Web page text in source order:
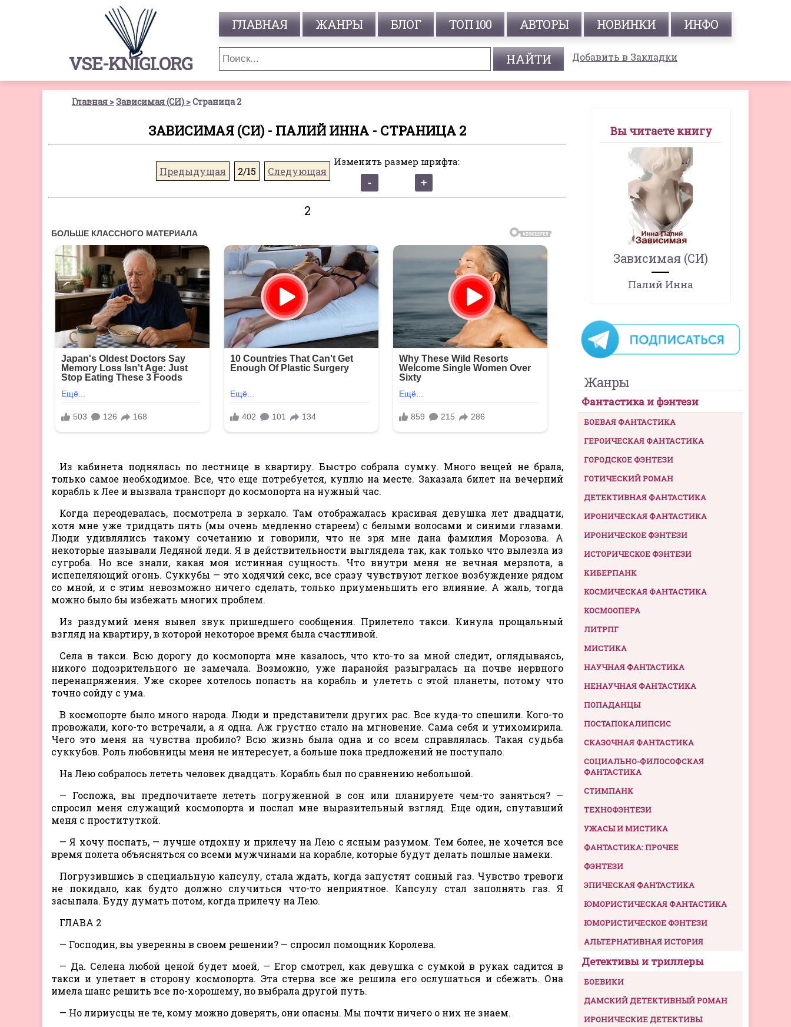
VSE-KNIGI.ORG
ГЛАВНАЯ ЖАНРЫ БЛОГ ТОП 100 АВТОРЫ НОВИНКИ ИНФО
Добавить в Закладки
Главная Зависимая (СИ) Страница 2
ЗАВИСИМАЯ (СИ) - ПАЛИЙ ИННА - СТРАНИЦА 2
Предыдущая 2/15 Следующая
Изменить размер шрифта:
2
Из кабинета поднялась по лестнице в квартиру. Быстро собрала сумку. Много вещей не брала,
только самое необходимое. Все, что еще потребуется, куплю на месте. Заказала билет на вечерний
корабль к Лее и вызвала транспорт до космопорта на нужный час.
Когда переодевалась, посмотрела в зеркало. Там отображалась красивая девушка лет двадцати,
хотя мне уже тридцать пять (мы очень медленно стареем) с белыми волосами и синими глазами.
Люди удивлялись такому сочетанию и говорили, что не зря мне дана фамилия Морозова. А
некоторые называли Ледяной леди. Я в действительности выглядела так, как только что вылезла из
сугроба. Но все знали, какая моя истинная сущность. Что внутри меня не вечная мерзлота, а
испепеляющий огонь. Суккубы — это ходячий секс, все сразу чувствуют легкое возбуждение рядом
со мной, и с этим невозможно ничего сделать, только приуменьшить его влияние. А жаль, тогда
можно было бы избежать многих проблем.
Из раздумий меня вывел звук пришедшего сообщения. Прилетело такси. Кинула прощальный
взгляд на квартиру, в которой некоторое время была счастливой.
Села в такси. Всю дорогу до космопорта мне казалось, что кто-то за мной следит, оглядываясь,
никого подозрительного не замечала. Возможно, уже паранойя разыгралась на почве нервного
перенапряжения. Уже скорее хотелось попасть на корабль и улететь с этой планеты, потому что
точно сойду с ума.
В космопорте было много народа. Люди и представители других рас. Все куда-то спешили. Кого-то
провожали, кого-то встречали, а я одна. Аж грустно стало на мгновение. Сама себя и утихомирила.
Чего это меня на чувства пробило? Всю жизнь была одна и со всем справлялась. Такая судьба
суккубов. Роль любовницы меня не интересует, а больше пока предложений не поступало.
На Лею собралось лететь человек двадцать. Корабль был по сравнению небольшой.
— Госпожа, вы предпочитаете лететь погруженной в сон или планируете чем-то заняться? —
спросил меня служащий космопорта и послал мне выразительный взгляд. Еще один, спутавший
меня с проституткой.
— Я хочу поспать, — лучше отдохну и прилечу на Лею с ясным разумом. Тем более, не хочется все
время полета объясняться со всеми мужчинами на корабле, которые будут делать пошлые намеки.
Погрузившись в специальную капсулу, стала ждать, когда запустят сонный газ. Чувство тревоги
не покидало, как будто должно случиться что-то неприятное. Капсулу стал заполнять газ. Я
засыпала. Буду думать потом, когда прилечу на Лею.
ГЛАВА 2
— Господин, вы уверенны в своем решении? — спросил помощник Королева.
— Да. Селена любой ценой будет моей, — Егор смотрел, как девушка с сумкой в руках садится в
такси и улетает в сторону космопорта. Эта стерва все же решила его ослушаться и сбежать. Она
имела шанс решить все по-хорошему, но выбрала другой путь.
— Но лириусцы не те, кому можно доверять, они опасны. Мы почти ничего о них не знаем.
Вы читаете книгу
Зависимая (СИ)
Палий Инна
Жанры
Фантастика и фэнтези
БОЕВАЯ ФАНТАСТИКА
ГЕРОИЧЕСКАЯ ФАНТАСТИКА
ГОРОДСКОЕ ФЭНТЕЗИ
ГОТИЧЕСКИЙ РОМАН
ДЕТЕКТИВНАЯ ФАНТАСТИКА
ИРОНИЧЕСКАЯ ФАНТАСТИКА
ИРОНИЧЕСКОЕ ФЭНТЕЗИ
ИСТОРИЧЕСКОЕ ФЭНТЕЗИ
КИБЕРПАНК
КОСМИЧЕСКАЯ ФАНТАСТИКА
КОСМООПЕРА
ЛИТРПГ
МИСТИКА
НАУЧНАЯ ФАНТАСТИКА
НЕНАУЧНАЯ ФАНТАСТИКА
ПОПАДАНЦЫ
ПОСТАПОКАЛИПСИС
СКАЗОЧНАЯ ФАНТАСТИКА
СОЦИАЛЬНО-ФИЛОСОФСКАЯ
ФАНТАСТИКА
СТИМПАНК
ТЕХНОФЭНТЕЗИ
УЖАСЫ И МИСТИКА
ФАНТАСТИКА: ПРОЧЕЕ
ФЭНТЕЗИ
ЭПИЧЕСКАЯ ФАНТАСТИКА
ЮМОРИСТИЧЕСКАЯ ФАНТАСТИКА
ЮМОРИСТИЧЕСКОЕ ФЭНТЕЗИ
АЛЬТЕРНАТИВНАЯ ИСТОРИЯ
Детективы и триллеры
БОЕВИКИ
ДАМСКИЙ ДЕТЕКТИВНЫЙ РОМАН
ИРОНИЧЕСКИЕ ДЕТЕКТИВЫ